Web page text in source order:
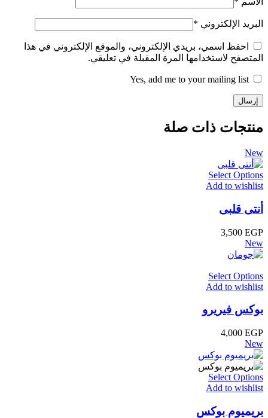
البريد الإلكتروني *
احفظ اسمي، بريدي الإلكتروني، والموقع الإلكتروني في هذا
المتصفح لاستخدامها المرة المقبلة في تعليقي.
منتجات ذات صلة
New
Select Options
Add to wishlist
أنتى قلبى
3,500 EGP
New
Select Options
Add to wishlist
بوكس فيريرو
4,000 EGP
New
Select Options
Add to wishlist
بريميوم بوكس